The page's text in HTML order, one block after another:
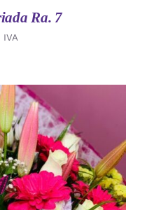
Ra. 7
IVA